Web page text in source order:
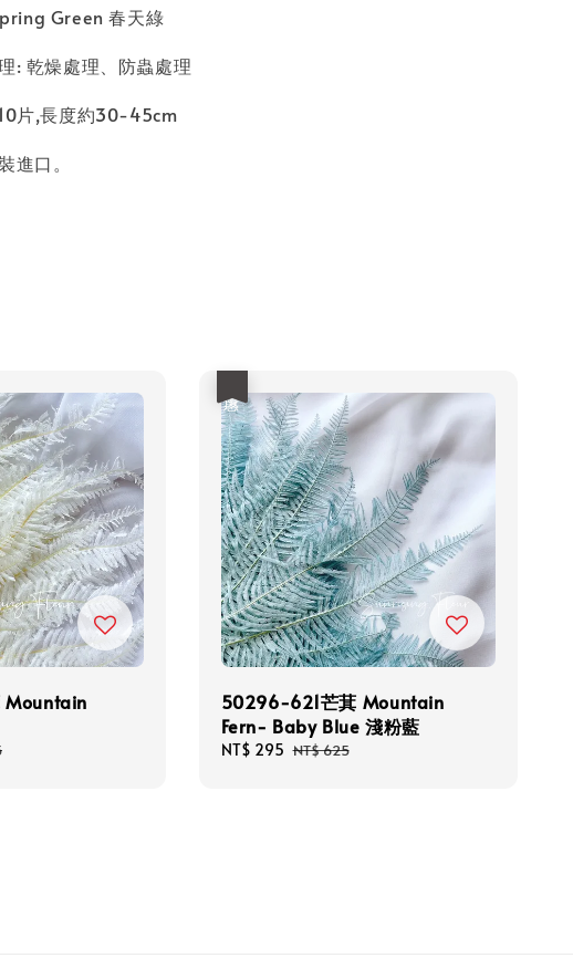
Green 春天綠
: 乾燥處理、防蟲處理
片,長度約30-45cm
進口。
Mountain
50296-621芒萁 Mountain
Fern- Baby Blue 淺粉藍
Sale
NT$ 295 Regular
NT$ 625